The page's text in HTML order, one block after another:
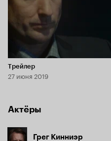
Длительность 2 мин
Трейлер
27 июня 2019
Актёры
Грег Кинниэр